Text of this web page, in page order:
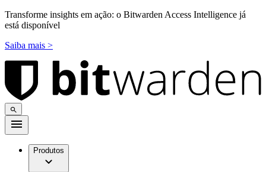
Transforme insights em ação: o Bitwarden Access Intelligence já
está disponível
Saiba mais >
Produtos